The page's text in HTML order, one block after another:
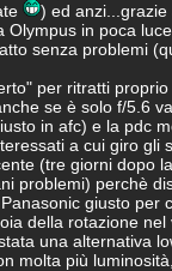
) ed anzi...grazie
Olympus in poca
senza problemi
per ritratti
se è solo f/5.6
in afc) e la pdc
a cui giro gli
(tre giorni dopo
problemi) perchè
giusto per
della rotazione nel
una alternativa
molta più